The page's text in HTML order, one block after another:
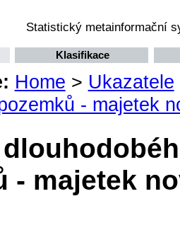
Statistický metainformační
Klasifikace
Home > Ukazatele
- majetek
- majetek